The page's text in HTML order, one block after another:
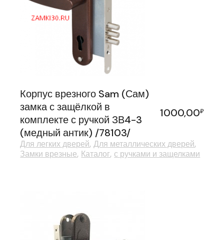
Корпус врезного Sam (Сам)
замка с защёлкой в
комплекте с ручкой ЗВ4-3
(медный антик) /78103/
1000,00₽
Для легких дверей Для металлических дверей
Замки врезные Каталог с ручками и защелками